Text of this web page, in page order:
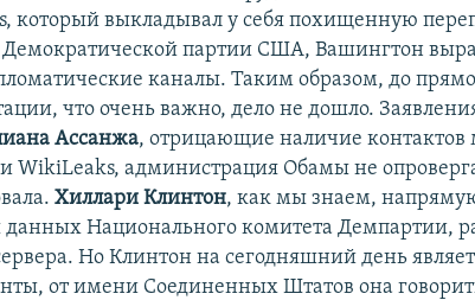
который выкладывал у себя похищенную
Демократической партии США, Вашингтон
каналы. Таким образом, до
что очень важно, дело не дошло.
Ассанжа, отрицающие наличие
WikiLeaks, администрация Обамы не
Хиллари Клинтон, как мы знаем,
данных Национального комитета Демпартии,
Но Клинтон на сегодняшний день
от имени Соединенных Штатов она